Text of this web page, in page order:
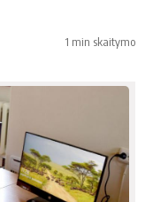
1 min skaitymo